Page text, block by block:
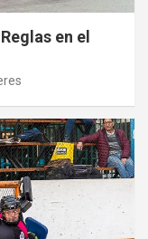
en el